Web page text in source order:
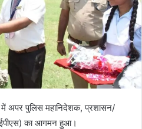
में अपर पुलिस महानिदेशक, प्रशासन/
का आगमन हुआ।